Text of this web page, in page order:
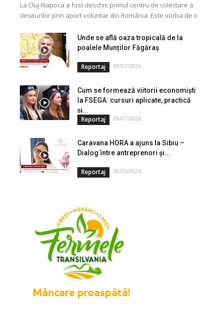
La Cluj-Napoca a fost deschis primul centru de colectare a
deșeurilor prin aport voluntar din România. Este vorba de o
Unde se află oaza tropicală de la
poalele Munților Făgăraș
Reportaj 09/07/2026
Cum se formează viitorii economiști
la FSEGA: cursuri aplicate, practică
și...
Reportaj 09/07/2026
Caravana HORA a ajuns la Sibiu –
Dialog între antreprenori și...
Reportaj 30/06/2026